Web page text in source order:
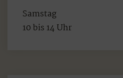
Samstag
10 bis 14 Uhr